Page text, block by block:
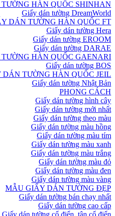
HÀN QUỐC SHINHAN
Giấy dán tường DreamWorld
DÁN TƯỜNG HÀN QUỐC FT
Giấy dán tường Hera
Giấy dán tường EROOM
Giấy dán tường DARAE
HÀN QUỐC GAENARI
Giấy dán tường BOS
DÁN TƯỜNG HÀN QUỐC JEIL
Giấy dán tường Nhật Bản
PHONG CÁCH
Giấy dán tường hình cây
Giấy dán tường mới nhất
Giấy dán tường theo màu
Giấy dán tường màu hồng
Giấy dán tường màu tím
Giấy dán tường màu xanh
Giấy dán tường màu trắng
Giấy dán tường màu đỏ
Giấy dán tường màu đen
Giấy dán tường màu vàng
MẪU GIẤY DÁN TƯỜNG ĐẸP
Giấy dán tường bán chạy nhất
Giấy dán tường cao cấp
Giấy dán tường cổ điển, tân cổ điển